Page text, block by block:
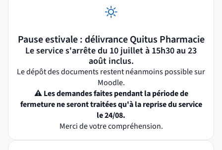
Pause estivale : délivrance Quitus Pharmacie
Le service s'arrête du 10 juillet à 15h30 au 23
août inclus.
Le dépôt des documents restent néanmoins possible sur
Moodle.
⚠ Les demandes faites pendant la période de
fermeture ne seront traitées qu'à la reprise du service
le 24/08.
Merci de votre compréhension.